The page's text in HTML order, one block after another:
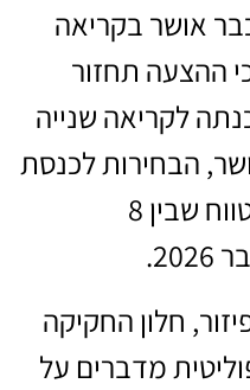
אושר בקריאה
ההצעה תחזור
לקריאה שנייה
הבחירות לכנסת
ה-26 אמורות להיקבע בטווח שבין 8
חלון החקיקה
מדברים על